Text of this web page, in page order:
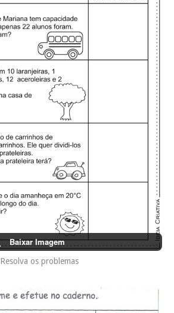
Baixar Imagem
Resolva os problemas